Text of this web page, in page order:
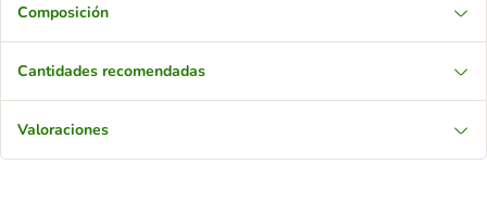
Composición
Cantidades recomendadas
Valoraciones